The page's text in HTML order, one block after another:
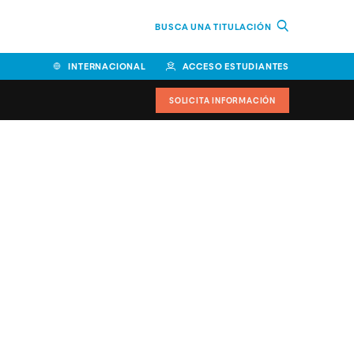
BUSCA UNA TITULACIÓN
INTERNACIONAL ACCESO ESTUDIANTES
SOLICITA INFORMACIÓN